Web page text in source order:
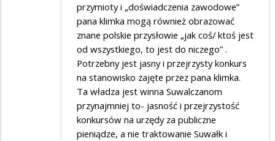
przymioty i „doświadczenia zawodowe”
pana klimka mogą również obrazować
znane polskie przysłowie „jak coś/ ktoś jest
od wszystkiego, to jest do niczego” .
Potrzebny jest jasny i przejrzysty konkurs
na stanowisko zajęte przez pana klimka.
Ta władza jest winna Suwalczanom
przynajmniej to- jasność i przejrzystość
konkursów na urzędy za publiczne
pieniądze, a nie traktowanie Suwałk i